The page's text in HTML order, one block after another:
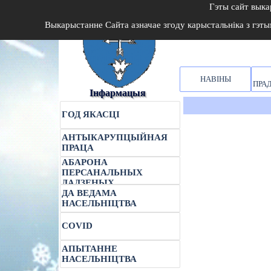
Гэты сайт
Выкарыстанне Сайта азначае згоду карыстальніка з
НАВІНЫ
ГОД ЯКАСЦІ
АНТЫКАРУПЦЫЙНАЯ
ПРАЦА
АБАРОНА
ПЕРСАНАЛЬНЫХ
ДАДЗЕНЫХ
ДА ВЕДАМА
НАСЕЛЬНІЦТВА
COVID
АПЫТАННЕ
НАСЕЛЬНІЦТВА
Інфармацыя